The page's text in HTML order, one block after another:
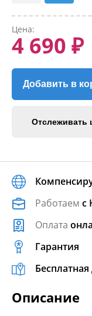
Цена:
4 690 ₽
Добавить в
Отслеживать
Работаем с
Оплата
Гарантия
Бесплатная
Описание